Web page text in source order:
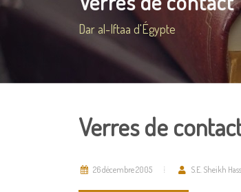
Dar al-Iftaa d'Égypte
Verres de
26 décembre 2005 S.E. Sheikh